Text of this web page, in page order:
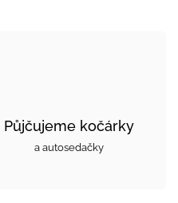
Půjčujeme kočárky
a autosedačky